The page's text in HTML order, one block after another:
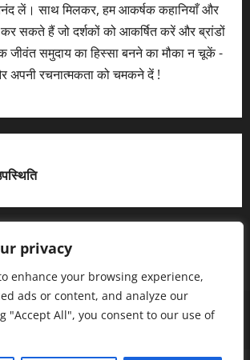
privacy
enhance your browsing experience,
ads or content, and analyze our
"Accept All", you consent to our use of
लें। साथ मिलकर, हम आकर्षक कहानियाँ और
कर सकते हैं जो दर्शकों को आकर्षित करें और ब्रांडों
जीवंत समुदाय का हिस्सा बनने का मौका न चूकें -
अपनी रचनात्मकता को चमकने दें !
नीति पृष्ठ (Privacy Policy)